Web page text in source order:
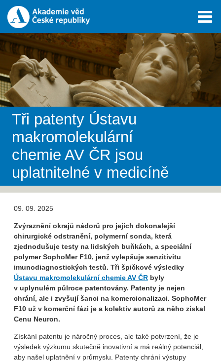
Tři patenty Ústavu
makromolekulární
chemie AV ČR jsou
uplatnitelné v medicíně
09. 09. 2025
Zvýraznění okrajů nádorů pro jejich dokonalejší
chirurgické odstranění, polymerní sonda, která
zjednodušuje testy na lidských buňkách, a speciální
polymer SophoMer F10, jenž vylepšuje senzitivitu
imunodiagnostických testů. Tři špičkové výsledky
Ústavu makromolekulární chemie AV ČR byly
v uplynulém půlroce patentovány. Patenty je nejen
chrání, ale i zvyšují šanci na komercionalizaci. SophoMer
F10 už v komerční fázi je a kolektiv autorů za něho získal
Cenu Neuron.
Získání patentu je náročný proces, ale také potvrzení, že je
výsledek výzkumu skutečně inovativní a má reálný potenciál,
aby našel uplatnění v průmyslu. Patenty chrání výstupy